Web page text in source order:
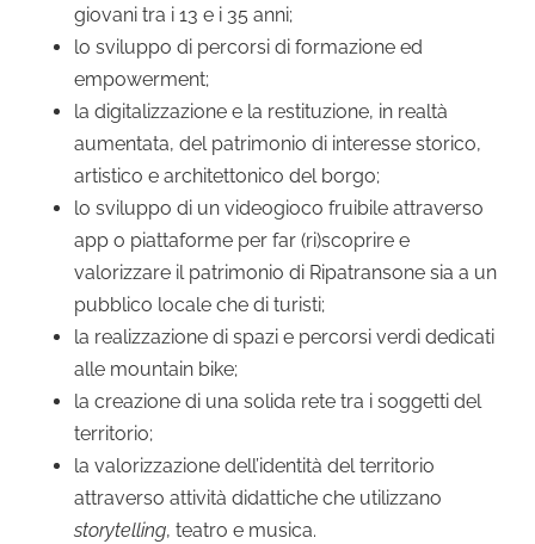
giovani tra i 13 e i 35 anni;
lo sviluppo di percorsi di formazione ed
empowerment;
la digitalizzazione e la restituzione, in realtà
aumentata, del patrimonio di interesse storico,
artistico e architettonico del borgo;
lo sviluppo di un videogioco fruibile attraverso
app o piattaforme per far (ri)scoprire e
valorizzare il patrimonio di Ripatransone sia a un
pubblico locale che di turisti;
la realizzazione di spazi e percorsi verdi dedicati
alle mountain bike;
la creazione di una solida rete tra i soggetti del
territorio;
la valorizzazione dell’identità del territorio
attraverso attività didattiche che utilizzano
storytelling, teatro e musica.